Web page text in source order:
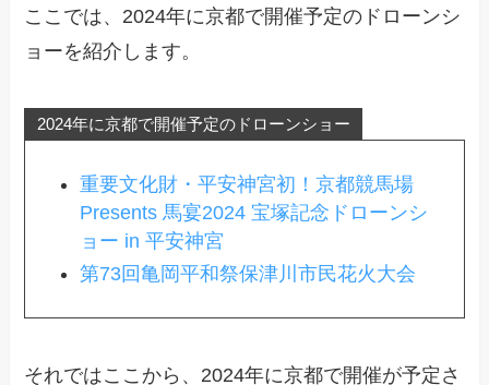
ここでは、2024年に京都で開催予定のドローンシ
ョーを紹介します。
2024年に京都で開催予定のドローンショー
重要文化財・平安神宮初！京都競馬場
Presents 馬宴2024 宝塚記念ドローンシ
ョー in 平安神宮
第73回亀岡平和祭保津川市民花火大会
それではここから、2024年に京都で開催が予定さ